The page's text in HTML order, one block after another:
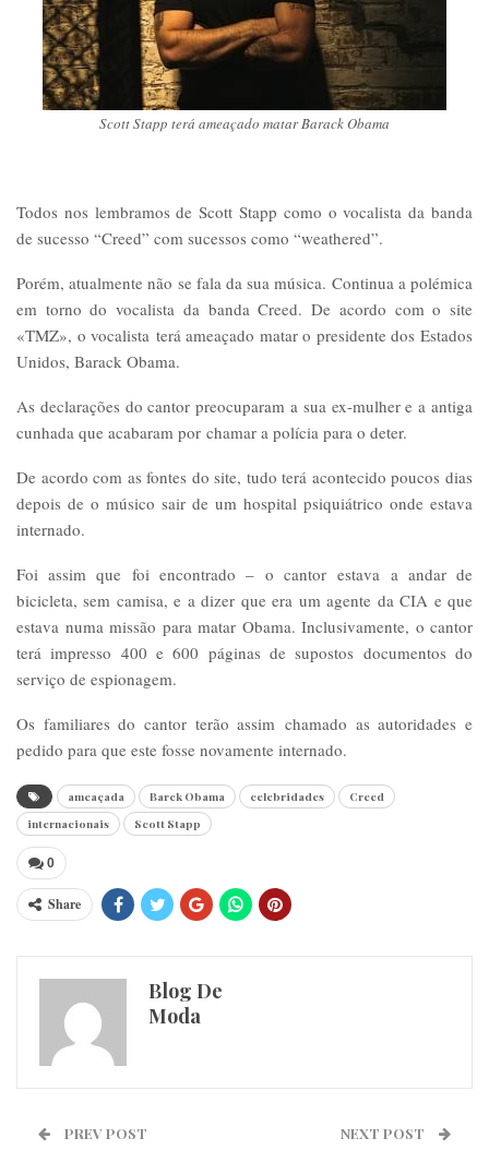
Scott Stapp terá ameaçado matar Barack Obama
Todos nos lembramos de Scott Stapp como o vocalista da banda
de sucesso “Creed” com sucessos como “weathered”.
Porém, atualmente não se fala da sua música. Continua a polémica
em torno do vocalista da banda Creed. De acordo com o site
«TMZ», o vocalista terá ameaçado matar o presidente dos Estados
Unidos, Barack Obama.
As declarações do cantor preocuparam a sua ex-mulher e a antiga
cunhada que acabaram por chamar a polícia para o deter.
De acordo com as fontes do site, tudo terá acontecido poucos dias
depois de o músico sair de um hospital psiquiátrico onde estava
internado.
Foi assim que foi encontrado – o cantor estava a andar de
bicicleta, sem camisa, e a dizer que era um agente da CIA e que
estava numa missão para matar Obama. Inclusivamente, o cantor
terá impresso 400 e 600 páginas de supostos documentos do
serviço de espionagem.
Os familiares do cantor terão assim chamado as autoridades e
pedido para que este fosse novamente internado.
ameaçada Barck Obama celebridades
Creed
internacionais
Scott Stapp
0
Share
Blog De
Moda
PREV POST NEXT POST